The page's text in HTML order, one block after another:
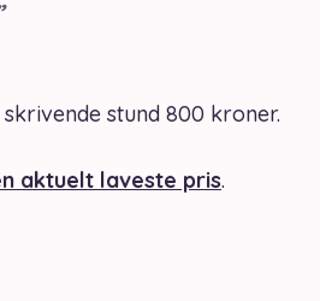
stund 800 kroner.
aktuelt laveste pris.